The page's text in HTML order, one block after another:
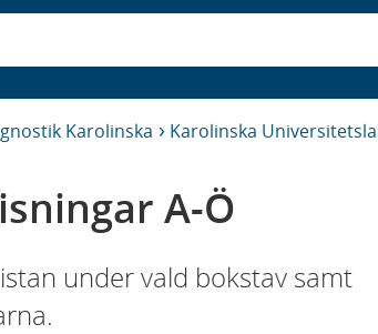
Karolinska Karolinska
A-Ö
under vald bokstav samt